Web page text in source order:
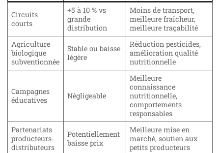
Circuits
courts
+5 à 10 % vs
grande
distribution
Moins de transport,
meilleure fraîcheur,
meilleure traçabilité
Agriculture
biologique
subventionnée
Stable ou baisse
légère
Réduction pesticides,
amélioration qualité
nutritionnelle
Campagnes
éducatives
Négligeable
Meilleure
connaissance
nutritionnelle,
comportements
responsables
Partenariats
producteurs-
distributeurs
Potentiellement
baisse prix
Meilleure mise en
marché, soutien aux
petits producteurs